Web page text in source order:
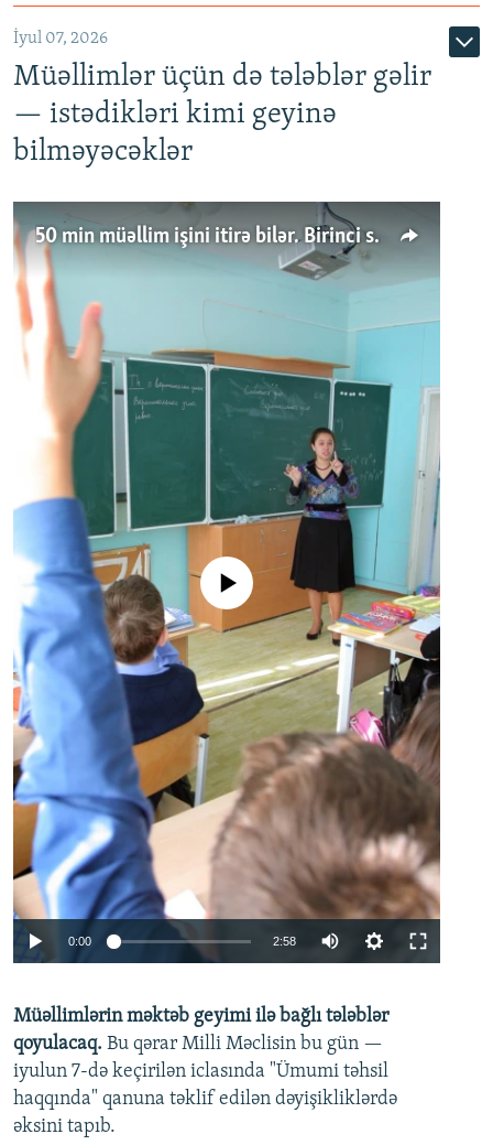
İyul 07, 2026
Müəllimlər üçün də tələblər gəlir
— istədikləri kimi geyinə
bilməyəcəklər
50 min müəllim işini itirə bilər. Birinci sinfə gedənlər azalır
No media source currently available
0:00 2:58
360p
480p
720p
Müəllimlərin məktəb geyimi ilə bağlı tələblər
qoyulacaq. Bu qərar Milli Məclisin bu gün —
iyulun 7-də keçirilən iclasında "Ümumi təhsil
haqqında" qanuna təklif edilən dəyişikliklərdə
əksini tapıb.